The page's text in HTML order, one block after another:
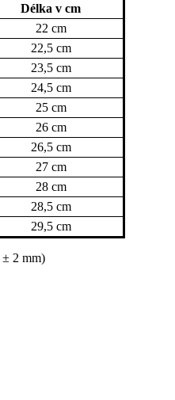
Délka v cm
22 cm
22,5 cm
23,5 cm
24,5 cm
25 cm
26 cm
26,5 cm
27 cm
28 cm
28,5 cm
29,5 cm
± 2 mm)